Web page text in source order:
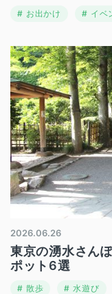
お出かけ イベ
2026.06.26
東京の湧水さん
ポット6選
散歩 水遊び